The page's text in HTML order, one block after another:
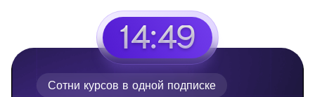
14:48
Сотни курсов в одной подписке